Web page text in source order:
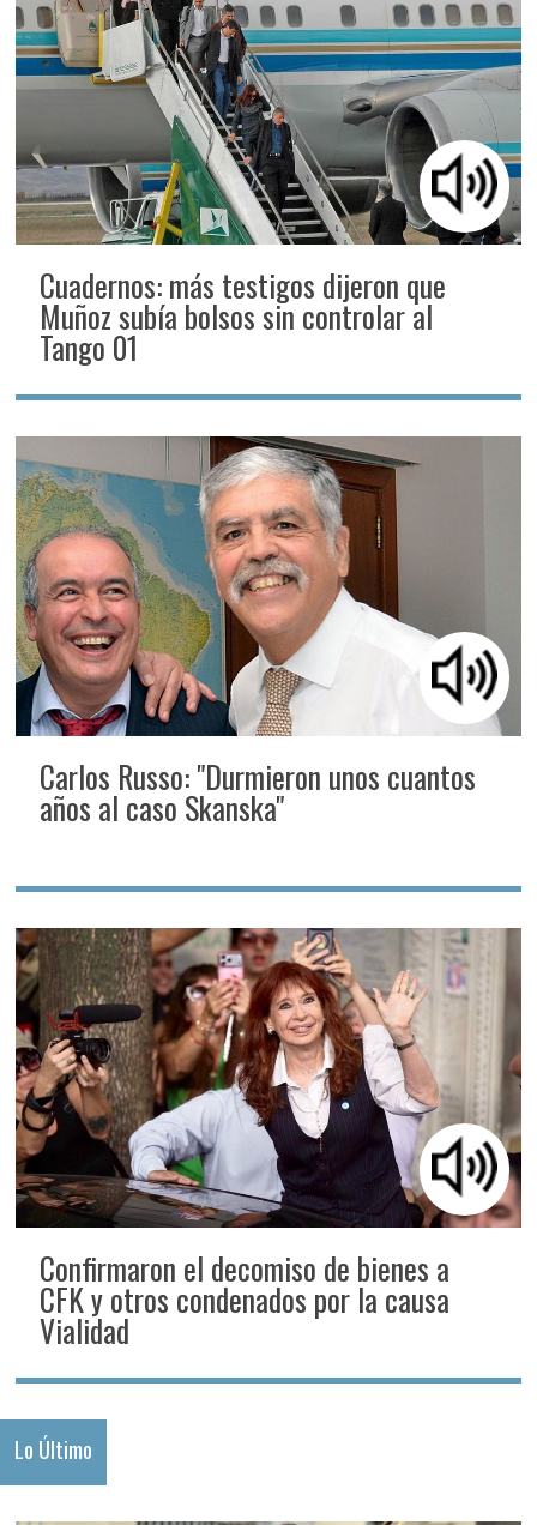
Cuadernos: más testigos dijeron que
Muñoz subía bolsos sin controlar al
Tango 01
Carlos Russo: "Durmieron unos cuantos
años al caso Skanska"
Confirmaron el decomiso de bienes a
CFK y otros condenados por la causa
Vialidad
Lo Último